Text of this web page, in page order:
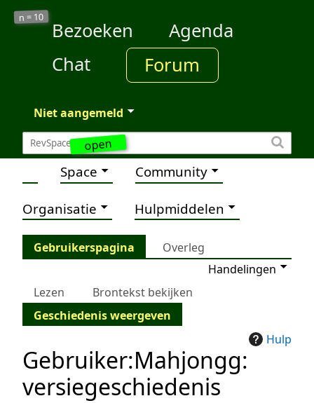
open
n = 10
Bezoeken
Agenda
Chat
Forum
Niet aangemeld
Space Community
Organisatie Hulpmiddelen
Gebruikerspagina
Overleg
Handelingen
Lezen
Brontekst bekijken
Geschiedenis weergeven
Hulp
Gebruiker:Mahjongg:
versiegeschiedenis